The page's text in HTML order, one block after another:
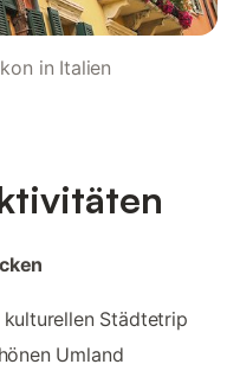
in Italien
kulturellen Städtetrip
Umland